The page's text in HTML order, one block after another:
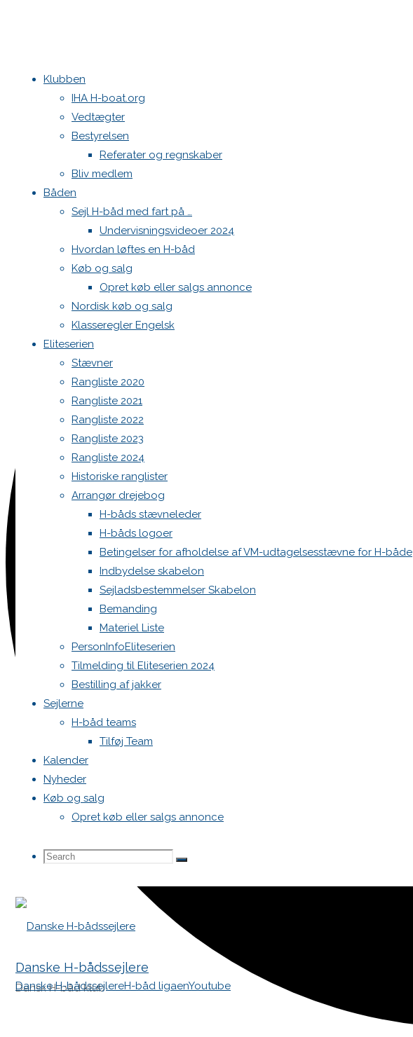
Klubben
IHA H-boat.org
Vedtægter
Bestyrelsen
Referater og regnskaber
Bliv medlem
Båden
Sejl H-båd med fart på …
Undervisningsvideoer 2024
Hvordan løftes en H-båd
Køb og salg
Opret køb eller salgs annonce
Nordisk køb og salg
Klasseregler Engelsk
Eliteserien
Stævner
Rangliste 2020
Rangliste 2021
Rangliste 2022
Rangliste 2023
Rangliste 2024
Historiske ranglister
Arrangør drejebog
H-båds stævneleder
H-båds logoer
Betingelser for afholdelse af VM-udtagelsesstævne for H-både
Indbydelse skabelon
Sejladsbestemmelser Skabelon
Bemanding
Materiel Liste
PersonInfoEliteserien
Tilmelding til Eliteserien 2024
Bestilling af jakker
Sejlerne
H-båd teams
Tilføj Team
Kalender
Nyheder
Køb og salg
Opret køb eller salgs annonce
Search
Search
Search
Danske H-bådssejlere
Dansk H-båd klub
Danske H-bådssejlereH-båd ligaenYoutube
Home
Begivenheder